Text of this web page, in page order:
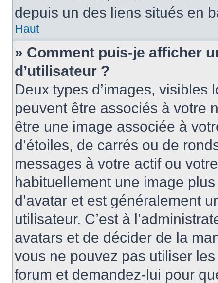
depuis un des liens situés en
Haut
» Comment puis-je afficher
d’utilisateur ?
Deux types d’images,
peuvent être associés à votre
être une image associée à
d’étoiles, de carrés ou de
messages à votre actif ou
habituellement une image
d’avatar et est généralement
utilisateur. C’est à
avatars et de décider de la
vous ne pouvez pas utiliser
forum et demandez-lui pour